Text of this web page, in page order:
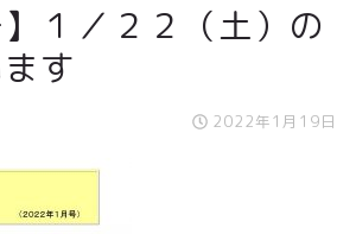
１／２２（土）の
す
2022年1月19日